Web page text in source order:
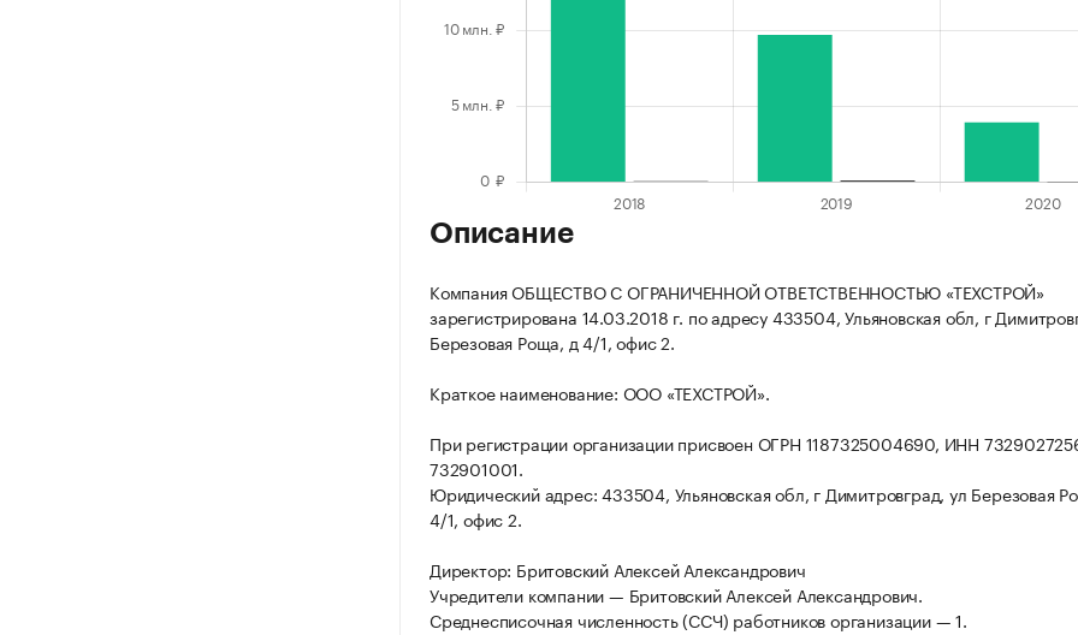
Описание
Компания ОБЩЕСТВО С ОГРАНИЧЕННОЙ ОТВЕТСТВЕННОСТЬЮ «ТЕХСТРОЙ»
зарегистрирована 14.03.2018 г. по адресу 433504, Ульяновская обл, г
Березовая Роща, д 4/1, офис 2.
Краткое наименование: ООО «ТЕХСТРОЙ».
При регистрации организации присвоен ОГРН 1187325004690, ИНН
732901001.
Юридический адрес: 433504, Ульяновская обл, г Димитровград, ул Березовая
4/1, офис 2.
Директор: Бритовский Алексей Александрович
Учредители компании — Бритовский Алексей Александрович.
Среднесписочная численность (ССЧ) работников организации — 1.